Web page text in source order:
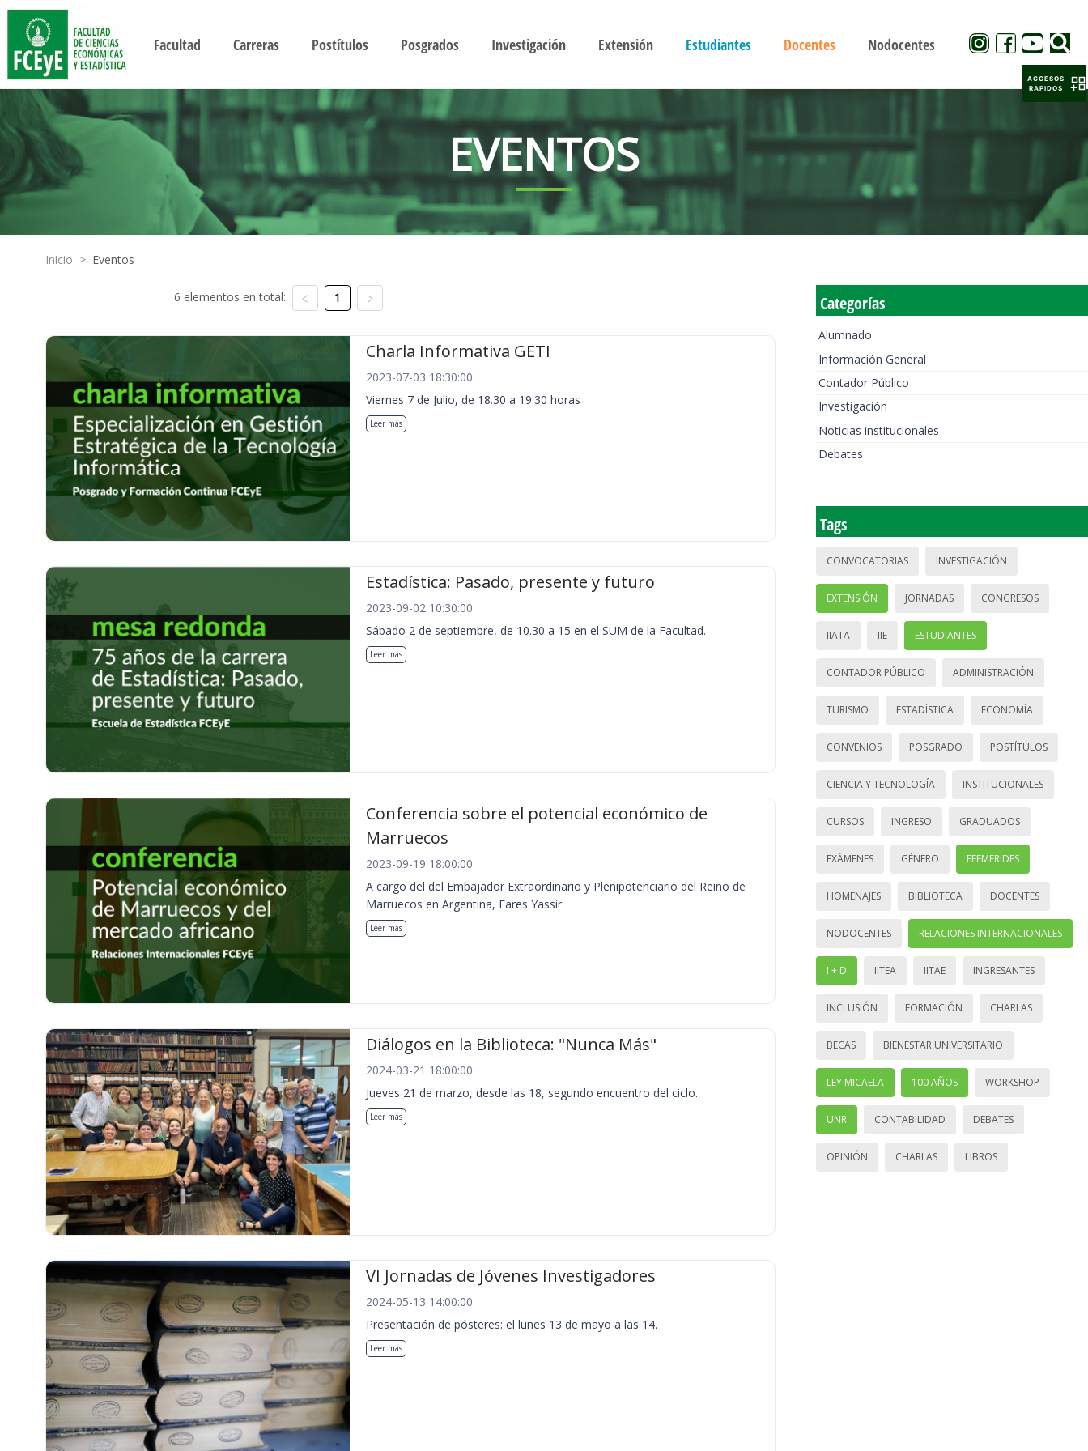
Facultad Carreras Postítulos Posgrados Investigación Extensión Estudiantes Docentes Nodocentes
EVENTOS
Inicio > Eventos
6 elementos en total: 1
Charla Informativa GETI
2023-07-03 18:30:00
Viernes 7 de Julio, de 18.30 a 19.30 horas
Leer más
Estadística: Pasado, presente y futuro
2023-09-02 10:30:00
Sábado 2 de septiembre, de 10.30 a 15 en el SUM de la Facultad.
Leer más
Conferencia sobre el potencial económico de
Marruecos
2023-09-19 18:00:00
A cargo del del Embajador Extraordinario y Plenipotenciario del Reino de
Marruecos en Argentina, Fares Yassir
Leer más
Diálogos en la Biblioteca: "Nunca Más"
2024-03-21 18:00:00
Jueves 21 de marzo, desde las 18, segundo encuentro del ciclo.
Leer más
VI Jornadas de Jóvenes Investigadores
2024-05-13 14:00:00
Presentación de pósteres: el lunes 13 de mayo a las 14.
Leer más
Categorías
Alumnado
Información General
Contador Público
Investigación
Noticias institucionales
Debates
Tags
CONVOCATORIAS INVESTIGACIÓN
EXTENSIÓN JORNADAS CONGRESOS
IIATA IIE ESTUDIANTES
CONTADOR PÚBLICO ADMINISTRACIÓN
TURISMO ESTADÍSTICA ECONOMÍA
CONVENIOS POSGRADO POSTÍTULOS
CIENCIA Y TECNOLOGÍA INSTITUCIONALES
CURSOS INGRESO GRADUADOS
EXÁMENES GÉNERO EFEMÉRIDES
HOMENAJES BIBLIOTECA DOCENTES
NODOCENTES RELACIONES INTERNACIONALES
I + D IITEA IITAE INGRESANTES
INCLUSIÓN FORMACIÓN CHARLAS
BECAS BIENESTAR UNIVERSITARIO
LEY MICAELA 100 AÑOS WORKSHOP
UNR CONTABILIDAD DEBATES
OPINIÓN CHARLAS LIBROS
ACCESOS
RAPIDOS